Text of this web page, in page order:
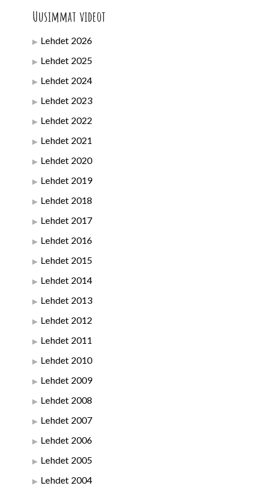
Uusimmat videot
Lehdet 2026
Lehdet 2025
Lehdet 2024
Lehdet 2023
Lehdet 2022
Lehdet 2021
Lehdet 2020
Lehdet 2019
Lehdet 2018
Lehdet 2017
Lehdet 2016
Lehdet 2015
Lehdet 2014
Lehdet 2013
Lehdet 2012
Lehdet 2011
Lehdet 2010
Lehdet 2009
Lehdet 2008
Lehdet 2007
Lehdet 2006
Lehdet 2005
Lehdet 2004